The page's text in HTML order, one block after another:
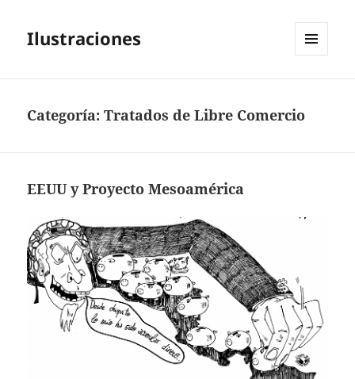
Ilustraciones
Categoría:Tratados de Libre Comercio
EEUU y Proyecto Mesoamérica